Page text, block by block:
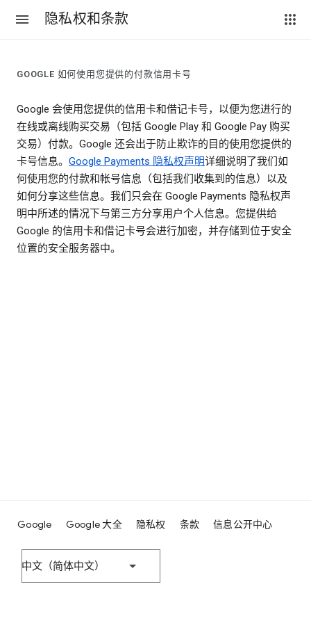
隐私权和条款
GOOGLE 如何使用您提供的付款信用卡号
Google 会使用您提供的信用卡和借记卡号，以便为您进行的
在线或离线购买交易（包括 Google Play 和 Google Pay 购买
交易）付款。Google 还会出于防止欺诈的目的使用您提供的
卡号信息。 Google Payments 隐私权声明详细说明了我们如
何使用您的付款和帐号信息（包括我们收集到的信息）以及
如何分享这些信息。我们只会在 Google Payments 隐私权声
明中所述的情况下与第三方分享用户个人信息。您提供给
Google 的信用卡和借记卡号会进行加密，并存储到位于安全
位置的安全服务器中。
Google Google 大全 隐私权 条款 信息公开中心
中文（简体中文）